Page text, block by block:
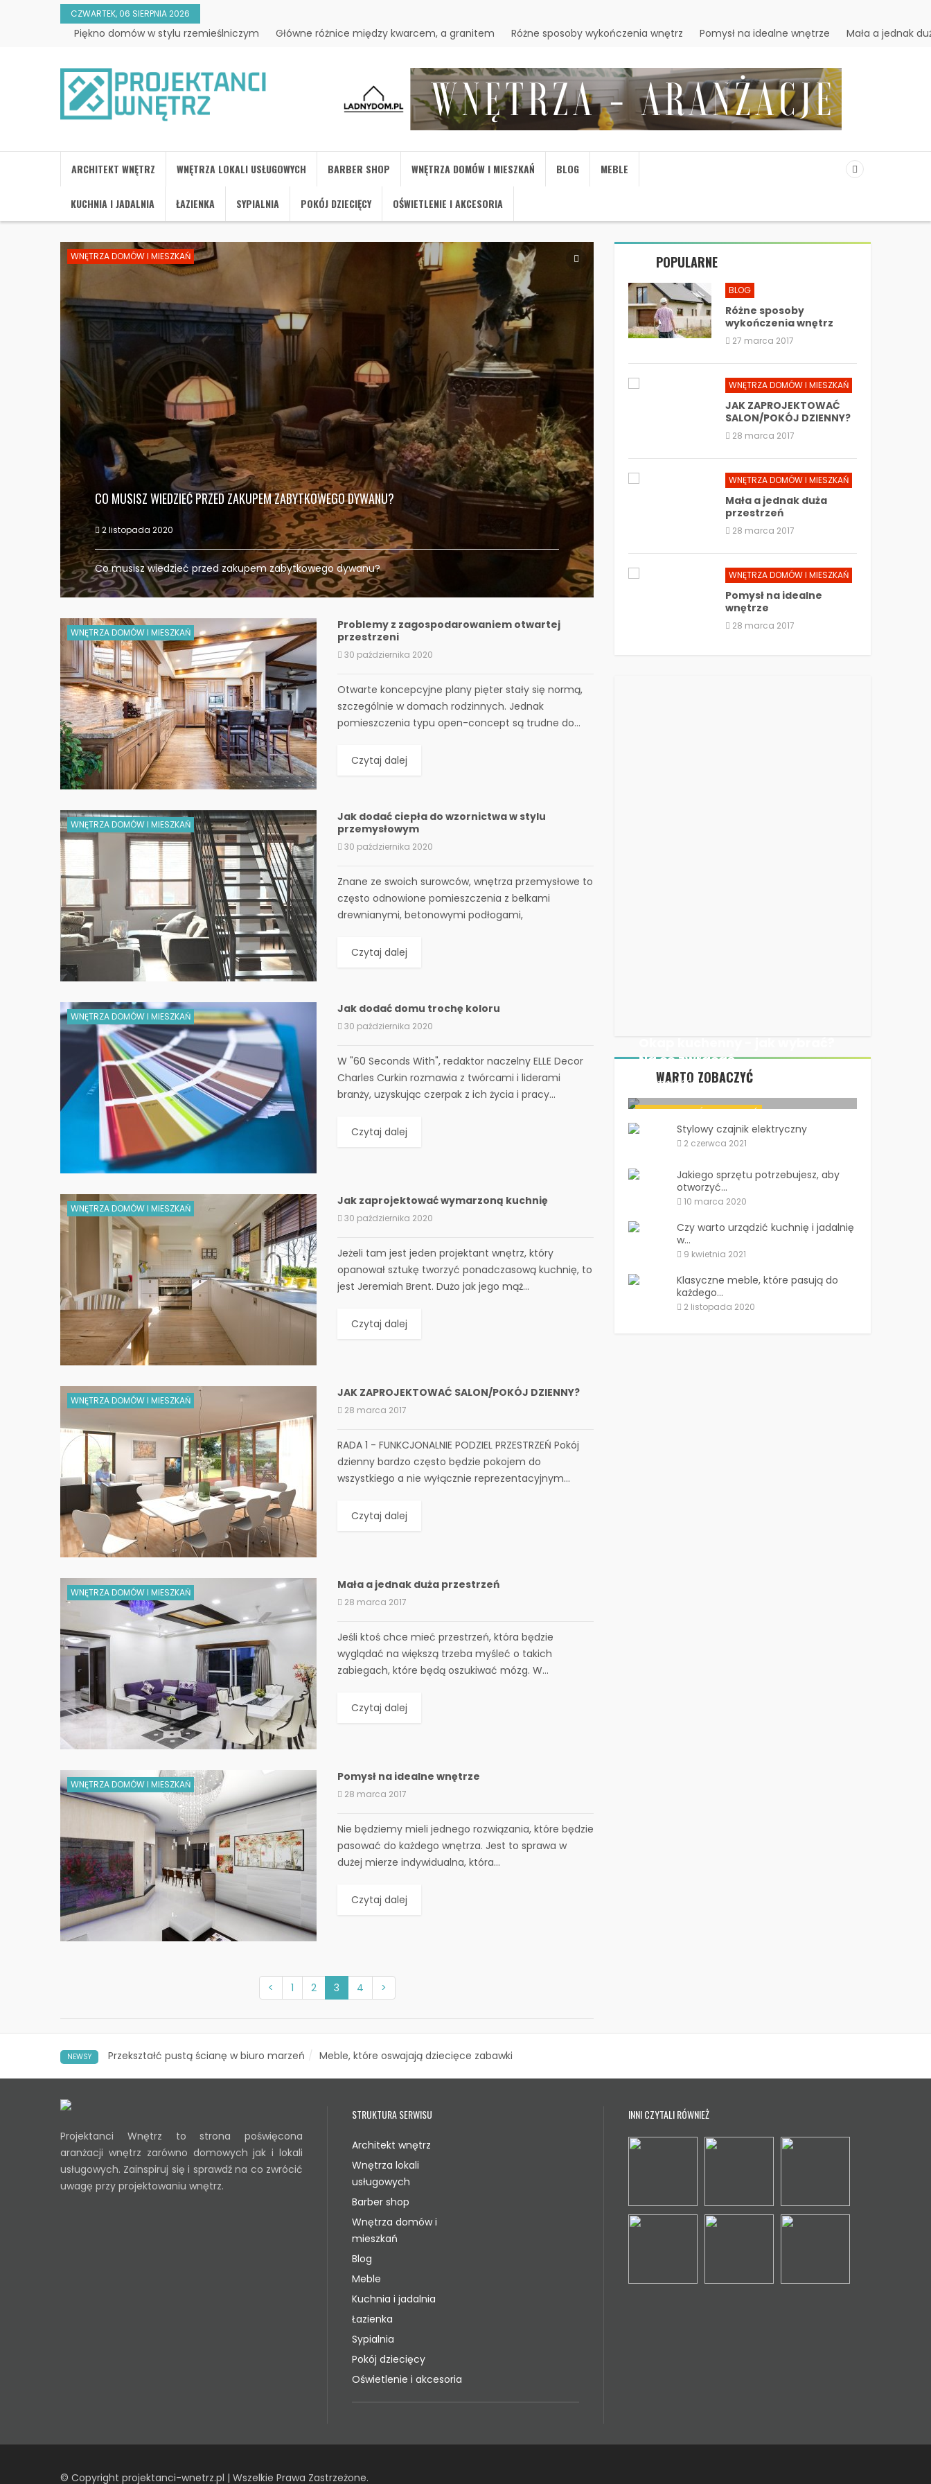
CZWARTEK, 06 SIERPNIA 2026
Piękno domów w stylu rzemieślniczym Główne różnice między kwarcem, a granitem Różne sposoby wykończenia wnętrz Pomysł na idealne wnętrze Mała a jednak
ARCHITEKT WNĘTRZ WNĘTRZA LOKALI USŁUGOWYCH BARBER SHOP WNĘTRZA DOMÓW I MIESZKAŃ BLOG MEBLE
KUCHNIA I JADALNIA ŁAZIENKA SYPIALNIA POKÓJ DZIECIĘCY OŚWIETLENIE I AKCESORIA
WNĘTRZA DOMÓW I MIESZKAŃ
CO MUSISZ WIEDZIEĆ PRZED ZAKUPEM ZABYTKOWEGO DYWANU?
2 listopada 2020
Co musisz wiedzieć przed zakupem zabytkowego dywanu?
WNĘTRZA DOMÓW I MIESZKAŃ
Problemy z zagospodarowaniem otwartej
przestrzeni
30 października 2020
Otwarte koncepcyjne plany pięter stały się normą,
szczególnie w domach rodzinnych. Jednak
pomieszczenia typu open-concept są trudne do...
Czytaj dalej
WNĘTRZA DOMÓW I MIESZKAŃ
Jak dodać ciepła do wzornictwa w stylu
przemysłowym
30 października 2020
Znane ze swoich surowców, wnętrza przemysłowe to
często odnowione pomieszczenia z belkami
drewnianymi, betonowymi podłogami,
Czytaj dalej
WNĘTRZA DOMÓW I MIESZKAŃ
Jak dodać domu trochę koloru
30 października 2020
W "60 Seconds With", redaktor naczelny ELLE Decor
Charles Curkin rozmawia z twórcami i liderami
branży, uzyskując czerpak z ich życia i pracy...
Czytaj dalej
WNĘTRZA DOMÓW I MIESZKAŃ
Jak zaprojektować wymarzoną kuchnię
30 października 2020
Jeżeli tam jest jeden projektant wnętrz, który
opanował sztukę tworzyć ponadczasową kuchnię, to
jest Jeremiah Brent. Dużo jak jego mąż...
Czytaj dalej
WNĘTRZA DOMÓW I MIESZKAŃ
JAK ZAPROJEKTOWAĆ SALON/POKÓJ DZIENNY?
28 marca 2017
RADA 1 - FUNKCJONALNIE PODZIEL PRZESTRZEŃ Pokój
dzienny bardzo często będzie pokojem do
wszystkiego a nie wyłącznie reprezentacyjnym...
Czytaj dalej
WNĘTRZA DOMÓW I MIESZKAŃ
Mała a jednak duża przestrzeń
28 marca 2017
Jeśli ktoś chce mieć przestrzeń, która będzie
wyglądać na większą trzeba myśleć o takich
zabiegach, które będą oszukiwać mózg. W...
Czytaj dalej
WNĘTRZA DOMÓW I MIESZKAŃ
Pomysł na idealne wnętrze
28 marca 2017
Nie będziemy mieli jednego rozwiązania, które będzie
pasować do każdego wnętrza. Jest to sprawa w
dużej mierze indywidualna, która...
Czytaj dalej
< 1 2 3 4 >
POPULARNE
BLOG
Różne sposoby
wykończenia wnętrz
27 marca 2017
WNĘTRZA DOMÓW I MIESZKAŃ
JAK ZAPROJEKTOWAĆ
SALON/POKÓJ DZIENNY?
28 marca 2017
WNĘTRZA DOMÓW I MIESZKAŃ
Mała a jednak duża
przestrzeń
28 marca 2017
WNĘTRZA DOMÓW I MIESZKAŃ
Pomysł na idealne
wnętrze
28 marca 2017
WARTO ZOBACZYĆ
WNĘTRZA DOMÓW I MIESZKAŃ
Na co zwracać...
10 maja 2021
Okap kuchenny - jak wybrać? Na co
Stylowy czajnik elektryczny
2 czerwca 2021
Jakiego sprzętu potrzebujesz, aby
otworzyć...
10 marca 2020
Czy warto urządzić kuchnię i jadalnię
w...
9 kwietnia 2021
Klasyczne meble, które pasują do
każdego...
2 listopada 2020
NEWSY Przekształć pustą ścianę w biuro marzeń Meble, które oswajają dziecięce zabawki
Projektanci Wnętrz to strona poświęcona
aranżacji wnętrz zarówno domowych jak i lokali
usługowych. Zainspiruj się i sprawdź na co zwrócić
uwagę przy projektowaniu wnętrz.
STRUKTURA SERWISU
Architekt wnętrz
Wnętrza lokali
usługowych
Barber shop
Wnętrza domów i
mieszkań
Blog
Meble
Kuchnia i jadalnia
Łazienka
Sypialnia
Pokój dziecięcy
Oświetlenie i akcesoria
INNI CZYTALI RÓWNIEŻ
© Copyright projektanci-wnetrz.pl | Wszelkie Prawa Zastrzeżone.